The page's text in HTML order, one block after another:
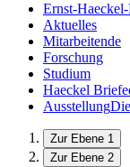
Ernst-
Aktuelles
Mitarbeitende
Forschung
Studium
Haeckel
Ausstellung
Zur Ebene 1
Zur Ebene 2